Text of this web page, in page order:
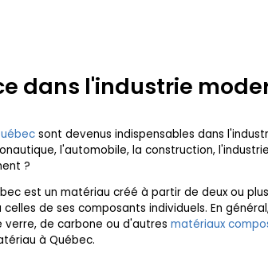
dans l'industrie
sont devenus indispensables dans
l'automobile, la construction,
?
est un matériau créé à partir de deux ou
de ses composants individuels. En
de carbone ou d'autres matériaux
à Québec.